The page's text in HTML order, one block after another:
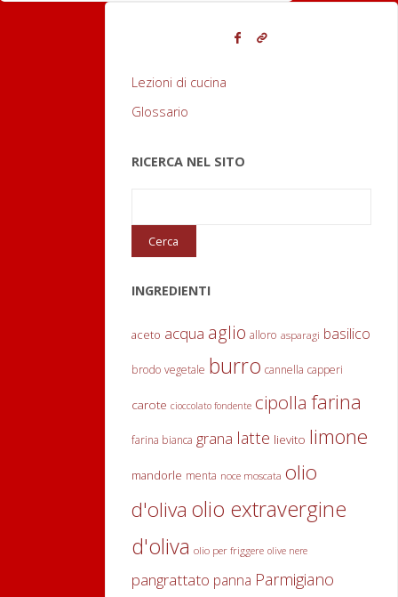
s
itemprop="discussionURL" 0
Continua "Maccheroni
al
Lezioni di cucina
Glossario
RICERCA NEL SITO
INGREDIENTI
aceto acqua aglio alloro asparagi basilico
brodo vegetale burro cannella capperi
carote cioccolato fondente cipolla farina
farina bianca grana latte lievito limone
mandorle menta noce moscata olio
d'oliva olio extravergine
d'oliva olio per friggere olive nere
pangrattato panna Parmigiano